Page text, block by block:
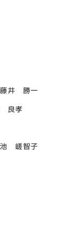
井 勝一
良孝
嵯智子